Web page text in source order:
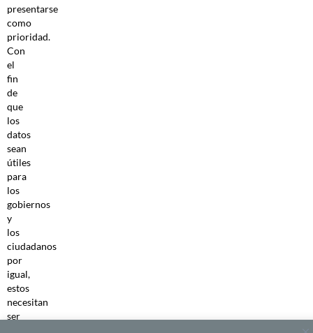
presentarse
como
prioridad.
Con
el
fin
de
que
los
datos
sean
útiles
para
los
gobiernos
y
los
ciudadanos
por
igual,
estos
necesitan
ser